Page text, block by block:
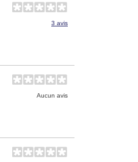
3 avis
Aucun avis